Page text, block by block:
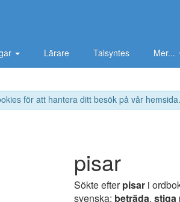
för att hantera ditt besök på vår
Lärare Talsyntes Mer...
pisar
Sökte efterpisar i
svenska: beträda, stiga